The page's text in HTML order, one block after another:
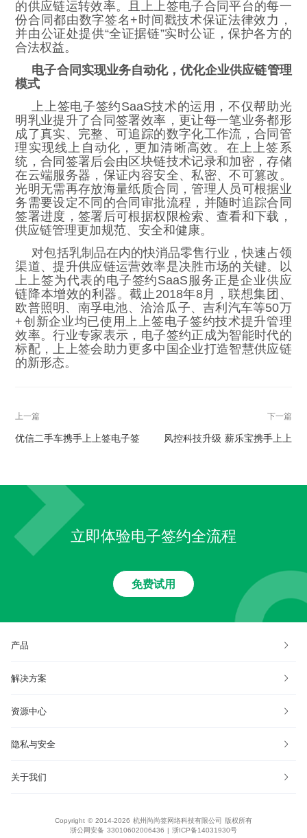
的供应链运转效率。且上上签电子合同平台的每一
份合同都由数字签名+时间戳技术保证法律效力，
并由公证处提供“全证据链”实时公证，保护各方的
合法权益。
电子合同实现业务自动化，优化企业供应链管理
模式
上上签电子签约SaaS技术的运用，不仅帮助光
明乳业提升了合同签署效率，更让每一笔业务都形
成了真实、完整、可追踪的数字化工作流，合同管
理实现线上自动化，更加清晰高效。在上上签系
统，合同签署后会由区块链技术记录和加密，存储
在云端服务器，保证内容安全、私密、不可篡改。
光明无需再存放海量纸质合同，管理人员可根据业
务需要设定不同的合同审批流程，并随时追踪合同
签署进度，签署后可根据权限检索、查看和下载，
供应链管理更加规范、安全和健康。
对包括乳制品在内的快消品零售行业，快速占领
渠道、提升供应链运营效率是决胜市场的关键。以
上上签为代表的电子签约SaaS服务正是企业供应
链降本增效的利器。截止2018年8月，联想集团、
欧普照明、南孚电池、洽洽瓜子、吉利汽车等50万
+创新企业均已使用上上签电子签约技术提升管理
效率。行业专家表示，电子签约正成为智能时代的
标配，上上签会助力更多中国企业打造智慧供应链
的新形态。
上一篇
优信二手车携手上上签电子签
下一篇
风控科技升级 薪乐宝携手上上
立即体验电子签约全流程
免费试用
产品
解决方案
资源中心
隐私与安全
关于我们
Copyright © 2014-2026 杭州尚尚签网络科技有限公司 版权所有
浙公网安备 33010602006436 | 浙ICP备14031930号